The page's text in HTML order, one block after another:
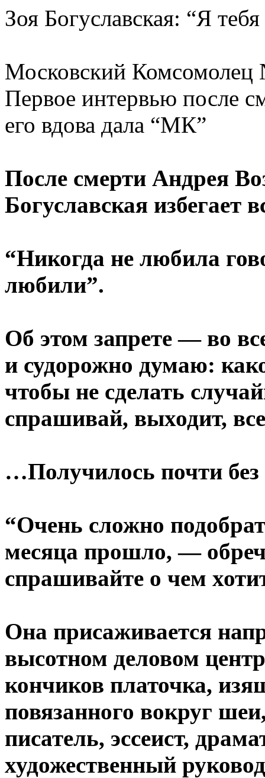
Зоя Богуславская: “Я
Московский Комсомолец
Первое интервью после
его вдова дала “МК”
После смерти Андрея
Богуславская избегает
“Никогда не любила
любили”.
Об этом запрете — во
и судорожно думаю:
чтобы не сделать
спрашивай, выходит,
…Получилось почти
“Очень сложно
месяца прошло, —
спрашивайте о чем
Она присаживается
высотном деловом
кончиков платочка,
повязанного вокруг
писатель, эссеист,
художественный